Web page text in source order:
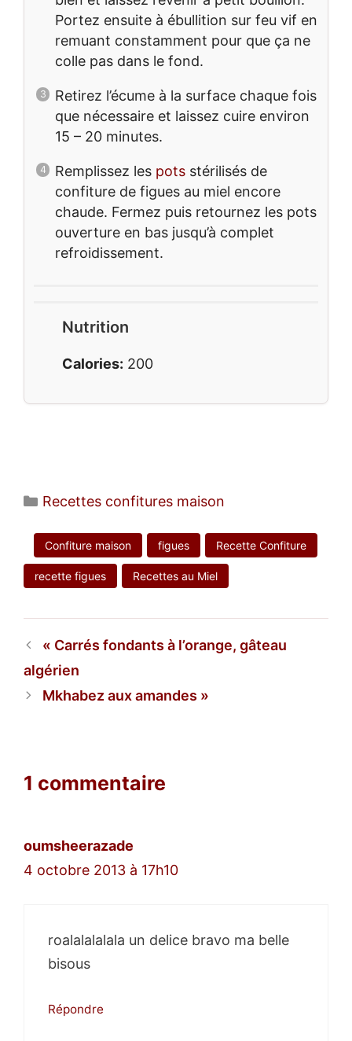
Portez ensuite à ébullition sur feu vif en
remuant constamment pour que ça ne
colle pas dans le fond.
Retirez l’écume à la surface chaque fois
que nécessaire et laissez cuire environ
15 – 20 minutes.
Remplissez les pots stérilisés de
confiture de figues au miel encore
chaude. Fermez puis retournez les pots
ouverture en bas jusqu’à complet
refroidissement.
Nutrition
Calories: 200
Catégories
Recettes confitures maison
Confiture maison figues Recette Confiture
recette figues Recettes au Miel
Carrés fondants à l’orange, gâteau
algérien
Mkhabez aux amandes
1 commentaire
oumsheerazade
4 octobre 2013 à 17h10
roalalalalala un delice bravo ma belle
bisous
Répondre